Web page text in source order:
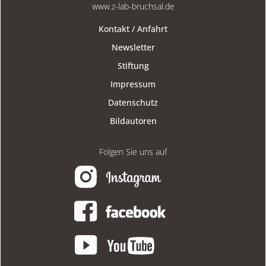
www.z-lab-bruchsal.de
Kontakt / Anfahrt
Newsletter
Stiftung
Impressum
Datenschutz
Bildautoren
Folgen Sie uns auf